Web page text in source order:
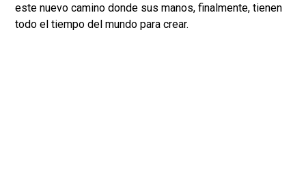
este nuevo camino donde sus manos, finalmente, tienen
todo el tiempo del mundo para crear.